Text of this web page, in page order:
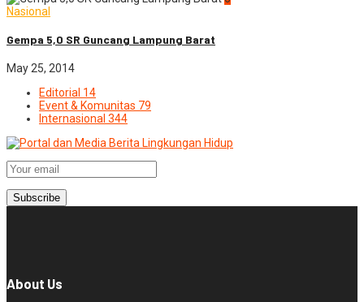
Nasional
Gempa 5,0 SR Guncang Lampung Barat
May 25, 2014
Editorial 14
Event & Komunitas 79
Internasional 344
About Us